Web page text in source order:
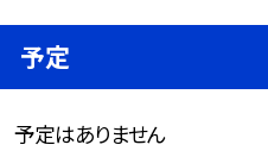
予定
予定はありません